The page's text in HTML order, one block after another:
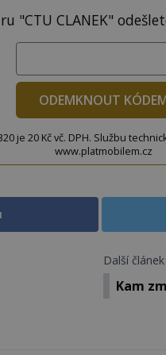
"CTU CLANEK"
ODEMKNOUT
je 20 Kč vč. DPH. Službu
www.platmobilem.cz
Další článek
Kam